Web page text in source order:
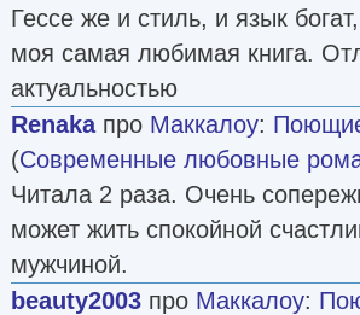
Гессе же и стиль, и язык
моя самая любимая книга.
актуальностью
Renakaпро Маккалоу:
(Современные любовные
Читала 2 раза. Очень
может жить спокойной
мужчиной.
beauty2003 про Маккалоу: